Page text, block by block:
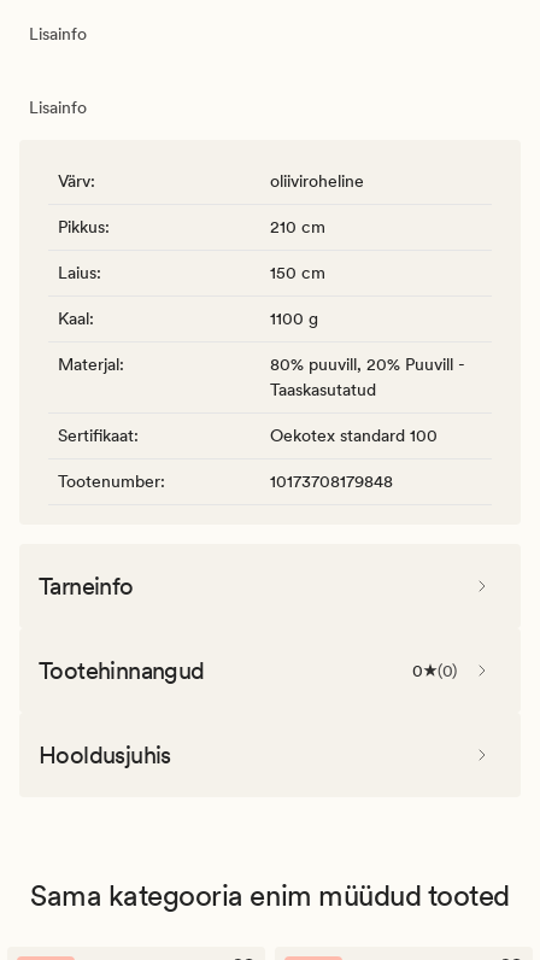
Lisainfo
Lisainfo
Värv: oliiviroheline
Pikkus: 210 cm
Laius: 150 cm
Kaal: 1100 g
Materjal:
80% puuvill, 20% Puuvill -
Taaskasutatud
Sertifikaat: Oekotex standard 100
Tootenumber: 10173708179848
Tarneinfo
Tootehinnangud 0 (0)
Hooldusjuhis
Sama kategooria enim müüdud tooted